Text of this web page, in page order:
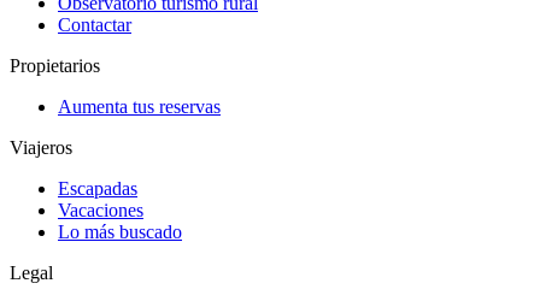
Contactar
Propietarios
Aumenta tus reservas
Viajeros
Escapadas
Vacaciones
Lo más buscado
Legal